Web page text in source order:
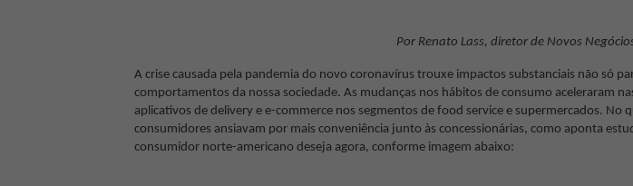
Por Renato Lass, diretor de Novos
A crise causada pela pandemia do novo coronavírus trouxe impactos substanciais não só
comportamentos da nossa sociedade. As mudanças nos hábitos de consumo aceleraram
aplicativos de delivery e e-commerce nos segmentos de food service e supermercados.
consumidores ansiavam por mais conveniência junto às concessionárias, como aponta
consumidor norte-americano deseja agora, conforme imagem abaixo: